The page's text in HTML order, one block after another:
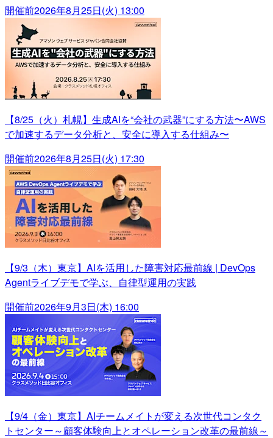
開催前2026年8月25日(火) 13:00
【8/25（火）札幌】生成AIを“会社の武器”にする方法〜AWS
で加速するデータ分析と、安全に導入する仕組み〜
開催前2026年8月25日(火) 17:30
【9/3（木）東京】AIを活用した障害対応最前線 | DevOps
Agentライブデモで学ぶ、自律型運用の実践
開催前2026年9月3日(木) 16:00
【9/4（金）東京】AIチームメイトが変える次世代コンタク
トセンター～顧客体験向上とオペレーション改革の最前線～